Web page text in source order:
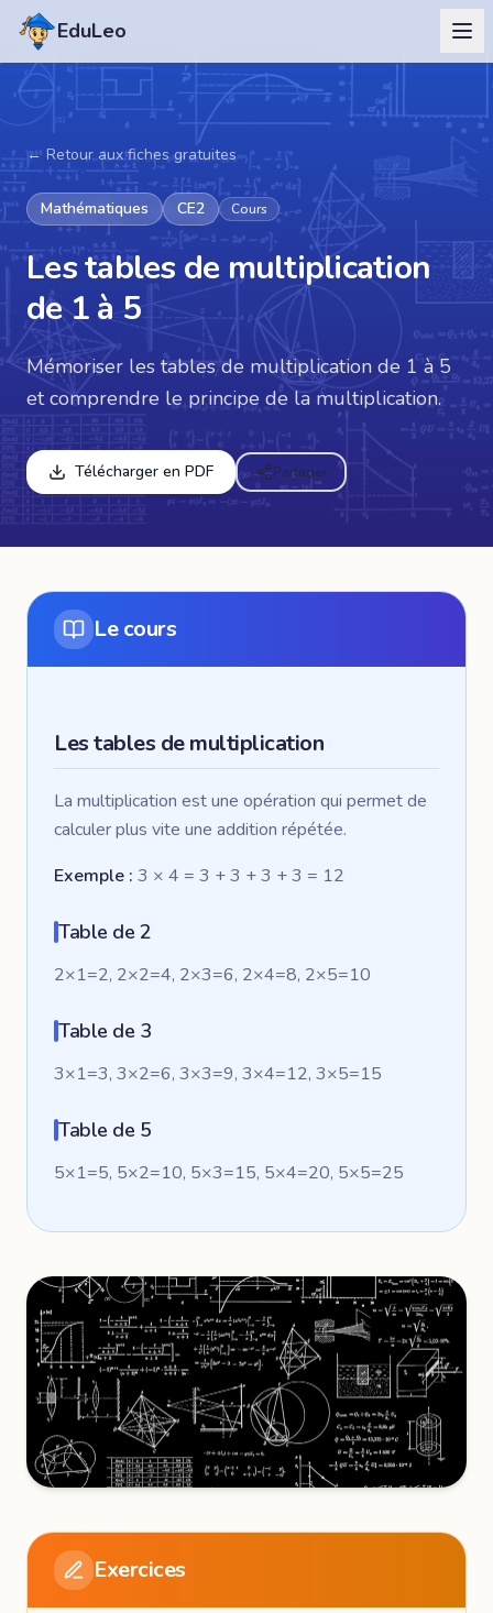
EduLeo
← Retour aux fiches gratuites
Mathématiques CE2 Cours
Les tables de multiplication
de 1 à 5
Mémoriser les tables de multiplication de 1 à 5
et comprendre le principe de la multiplication.
Télécharger en PDF Partager
Le cours
Les tables de multiplication
La multiplication est une opération qui permet de
calculer plus vite une addition répétée.
Exemple : 3 × 4 = 3 + 3 + 3 + 3 = 12
Table de 2
2×1=2, 2×2=4, 2×3=6, 2×4=8, 2×5=10
Table de 3
3×1=3, 3×2=6, 3×3=9, 3×4=12, 3×5=15
Table de 5
5×1=5, 5×2=10, 5×3=15, 5×4=20, 5×5=25
Exercices